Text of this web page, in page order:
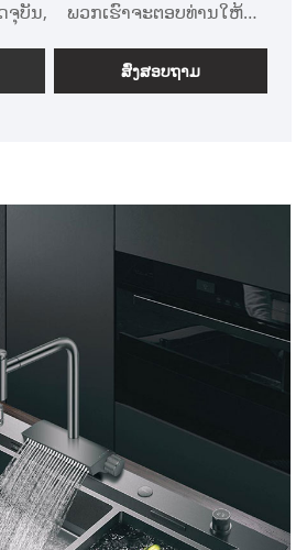
ຈຸບັນ, ພວກເຮົາຈະຕອບທ່ານໃຫ້ທັນ
ສົ່ງສອບຖາມ